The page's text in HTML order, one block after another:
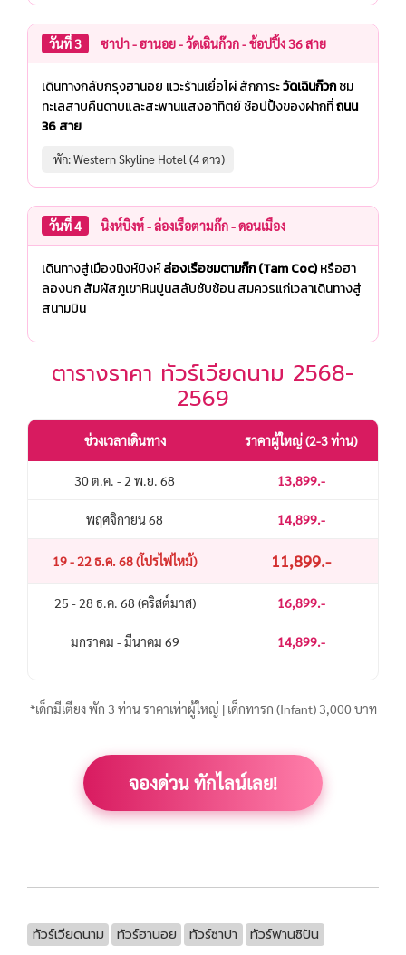
วันที่ 3 ซาปา - ฮานอย - วัดเฉินก๊วก - ช้อปปิ้ง 36 สาย
เดินทางกลับกรุงฮานอย แวะร้านเยื่อไผ่ สักการะวัดเฉินก๊วกชม
ทะเลสาบคืนดาบและสะพานแสงอาทิตย์ ช้อปปิ้งของฝากที่ถนน
36 สาย
️ พัก: Western Skyline Hotel (4 ดาว)
วันที่ 4 นิงห์บิงห์ - ล่องเรือตามก๊ก - ดอนเมือง
เดินทางสู่เมืองนิงห์บิงห์ล่องเรือชมตามก๊ก (Tam Coc)หรือฮา
ลองบก สัมผัสภูเขาหินปูนสลับซับซ้อน สมควรแก่เวลาเดินทางสู่
สนามบิน
ตารางราคา ทัวร์เวียดนาม 2568-
2569
ช่วงเวลาเดินทาง ราคาผู้ใหญ่ (2-3 ท่าน)
30 ต.ค. - 2 พ.ย. 68 13,899.-
พฤศจิกายน 68 14,899.-
19 - 22 ธ.ค. 68 (โปรไฟไหม้) 11,899.-
25 - 28 ธ.ค. 68 (คริสต์มาส) 16,899.-
มกราคม - มีนาคม 69 14,899.-
*เด็กมีเตียง พัก 3 ท่าน ราคาเท่าผู้ใหญ่ | เด็กทารก (Infant) 3,000 บาท
จองด่วน ทักไลน์เลย!
ทัวร์เวียดนาม ทัวร์ฮานอย ทัวร์ซาปา
ทัวร์ฟานซิปัน